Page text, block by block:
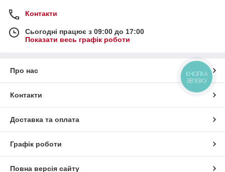
Контакти
Сьогодні працює з 09:00 до 17:00
Показати весь графік роботи
Про нас
Контакти
Доставка та оплата
Графік роботи
Повна версія сайту
КНОПКА
ЗВ'ЯЗКУ